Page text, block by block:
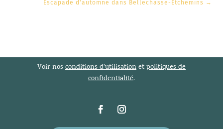
Escapade d'automne dans Bellechasse-Etchemins →
Voir nosconditions d’utilisationetpolitiques de
confidentialité.